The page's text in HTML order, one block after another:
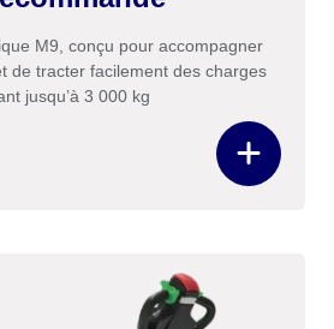
M9, conçu pour accompagner
de tracter facilement des charges
jusqu’à 3 000 kg